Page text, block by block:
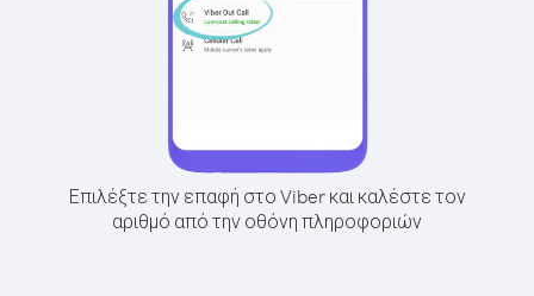
Επιλέξτε την επαφή στο Viber και καλέστε τον
αριθμό από την οθόνη πληροφοριών